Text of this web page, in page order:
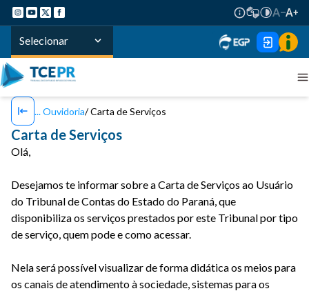
Selecionar
Ouvidoria Carta de Serviços
Carta de Serviços
Olá,
Desejamos te informar sobre a Carta de Serviços ao Usuário
do Tribunal de Contas do Estado do Paraná, que
disponibiliza os serviços prestados por este Tribunal por tipo
de serviço, quem pode e como acessar.
Nela será possível visualizar de forma didática os meios para
os canais de atendimento à sociedade, sistemas para os